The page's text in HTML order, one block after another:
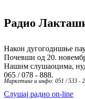
Радио
Након дугогодишње
Почевши од 20.
Нашим слушаоцима,
065 / 078 - 888.
Маркетинг и инфо: 051 / 533 -
Слушај радио on-line